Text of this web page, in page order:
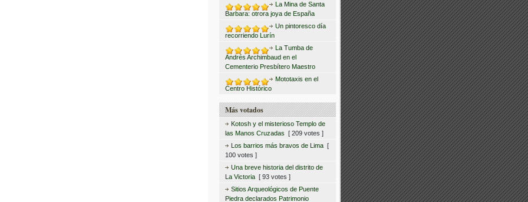
La Mina de Santa
Barbara: otrora joya de España
Un pintoresco día
recorriendo Lurín
La Tumba de
Andrés Archimbaud en el
Cementerio Presbítero Maestro
Mototaxis en el
Centro Histórico
Más votados
Kotosh y el misterioso Templo de
las Manos Cruzadas [ 209 votes ]
Los barrios más bravos de Lima [
100 votes ]
Una breve historia del distrito de
La Victoria [ 93 votes ]
Sitios Arqueológicos de Puente
Piedra declarados Patrimonio